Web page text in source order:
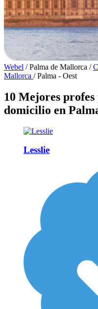
Webel / Palma de Mallorca /
Mallorca / Palma - Oest
10 Mejores
domicilio en
Lesslie